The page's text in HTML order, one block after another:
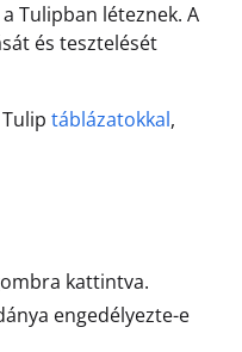
Tulipban léteznek. A
és tesztelését
táblázatokkal,
kattintva.
engedélyezte-e